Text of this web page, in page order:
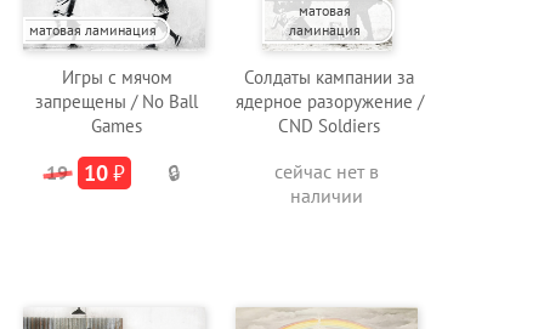
матовая ламинация
Игры с мячом
запрещены / No Ball
Games
19 10₽ 🔒
матовая
ламинация
Солдаты кампании за
ядерное разоружение /
CND Soldiers
сейчас нет в
наличии